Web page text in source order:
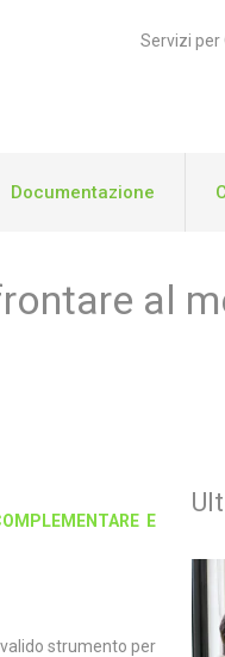
Servizi per
Documentazione
al
E
strumento per